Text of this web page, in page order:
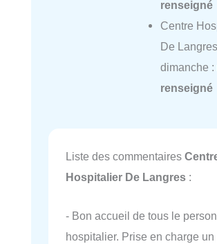
renseigné
Centre
De
dimanche :
renseigné
Liste des commentaires
Hospitalier De Langres :
- Bon accueil de tous le
hospitalier. Prise en charge un